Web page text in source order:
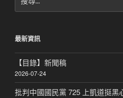
尋
字:
最新資訊
【目錄】新聞稿
2026-07-24
批判中國國民黨 725 上凱道挺